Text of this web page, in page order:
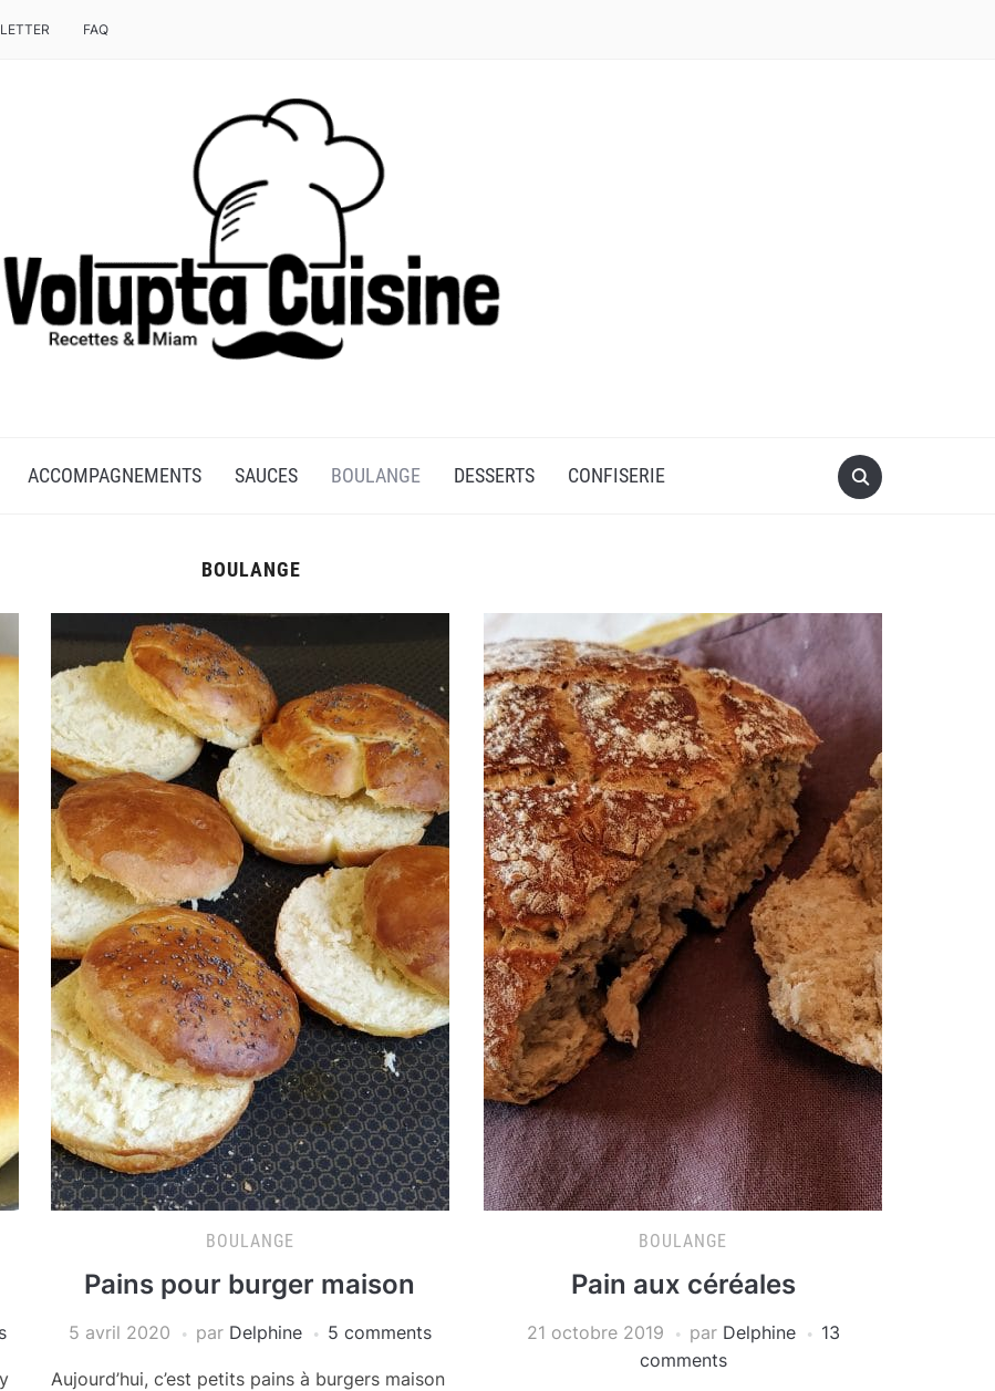
FAQ
ACCOMPAGNEMENTS SAUCES BOULANGE DESSERTS CONFISERIE
BOULANGE
BOULANGE
Pains pour burger maison
5 avril 2020 par Delphine 5 comments
Aujourd’hui, c’est petits pains à burgers maison
BOULANGE
Pain aux céréales
21 octobre 2019 par Delphine
13
comments